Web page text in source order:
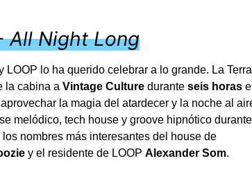
All Night Long
lo ha querido celebrar a lo grande. La
la cabina a Vintage Culture durante seis horas
la magia del atardecer y la noche al
melódico, tech house y groove hipnótico durante
los nombres más interesantes del house de
y el residente de LOOP Alexander Som.